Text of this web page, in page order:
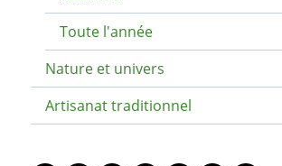
Toute l'année
Nature et univers
Artisanat traditionnel